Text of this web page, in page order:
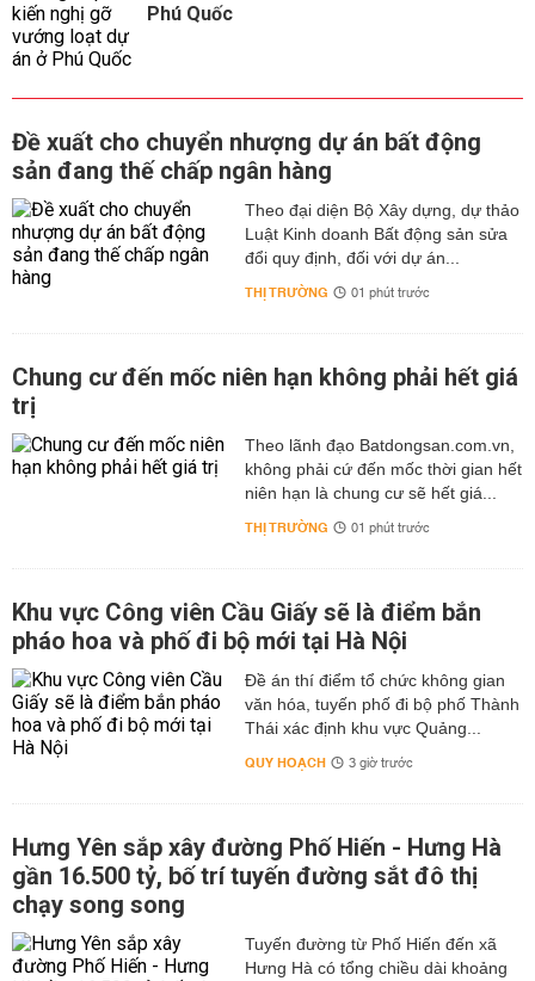
Phú Quốc
Đề xuất cho chuyển nhượng dự án bất động
sản đang thế chấp ngân hàng
Theo đại diện Bộ Xây dựng, dự thảo
Luật Kinh doanh Bất động sản sửa
đổi quy định, đối với dự án...
THỊ TRƯỜNG 01 phút trước
Chung cư đến mốc niên hạn không phải hết giá
trị
Theo lãnh đạo Batdongsan.com.vn,
không phải cứ đến mốc thời gian hết
niên hạn là chung cư sẽ hết giá...
THỊ TRƯỜNG 01 phút trước
Khu vực Công viên Cầu Giấy sẽ là điểm bắn
pháo hoa và phố đi bộ mới tại Hà Nội
Đề án thí điểm tổ chức không gian
văn hóa, tuyến phố đi bộ phố Thành
Thái xác định khu vực Quảng...
QUY HOẠCH 3 giờ trước
Hưng Yên sắp xây đường Phố Hiến - Hưng Hà
gần 16.500 tỷ, bố trí tuyến đường sắt đô thị
chạy song song
Tuyến đường từ Phố Hiến đến xã
Hưng Hà có tổng chiều dài khoảng